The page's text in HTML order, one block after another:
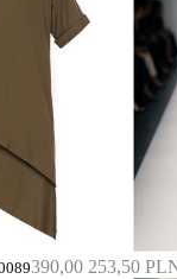
390,00 253,50